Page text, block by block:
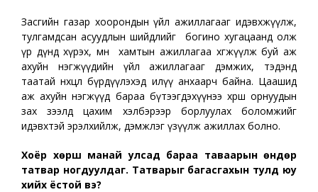
Засгийн газар хоорондын үйл ажиллагааг идэвхжүүлж,
тулгамдсан асуудлын шийдлийг богино хугацаанд олж
үр дүнд хүрэх, мөн хамтын ажиллагаа хөгжүүлж буй аж
ахуйн нэгжүүдийн үйл ажиллагааг дэмжих, тэдэнд
таатай нөхцөл бүрдүүлэхэд илүү анхаарч байна. Цаашид
аж ахуйн нэгжүүд бараа бүтээгдэхүүнээ хөрш орнуудын
зах зээлд цахим хэлбэрээр борлуулах боломжийг
идэвхтэй эрэлхийлж, дэмжлэг үзүүлж ажиллах болно.
Хоёр хөрш манай улсад бараа таваарын өндөр
татвар ногдуулдаг. Татварыг багасгахын тулд юу
хийх ёстой вэ?